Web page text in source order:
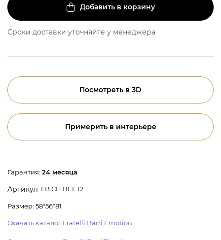
Добавить в корзину
Сроки доставки уточняйте у менеджера
Посмотреть в 3D
Примерить в интерьере
Гарантия: 24 месяца
Артикул: FB.CH.BEL.12
Размер: 58*56*81
Скачать каталог Fratelli Barri Emotion